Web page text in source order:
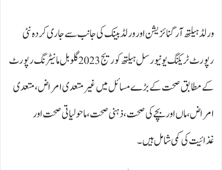
ورلڈ ہیلتھ آرگنائزیشن اور ورلڈ بینک کی جانب سے جاری کردہ نئی
رپورٹ ٹریکنگ یونیورسل ہیلتھ کوریج 2023 گلوبل مانیٹرنگ رپورٹ
کے مطابق صحت کے بڑے مسائل میں غیر متعدی امراض، متعدی
امراض، ماں اور بچے کی صحت، ذہنی صحت، ماحولیاتی صحت اور
غذائیت کی کمی شامل ہیں۔